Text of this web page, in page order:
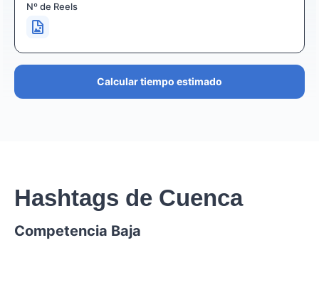
Nº de Reels
Calcular tiempo estimado
Hashtags de Cuenca
Competencia Baja